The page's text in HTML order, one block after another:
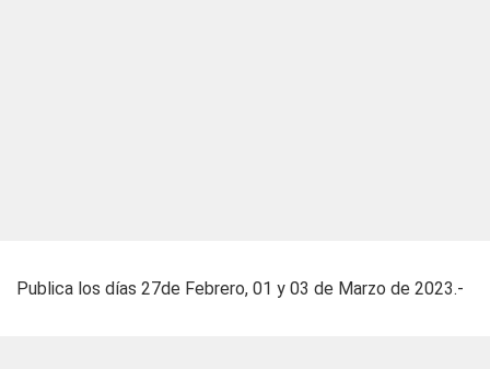
Publica los días 27de Febrero, 01 y 03 de Marzo de 2023.-